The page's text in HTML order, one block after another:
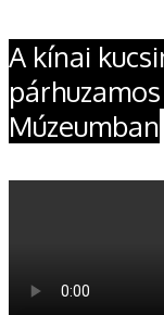
A kínai
Múzeumban